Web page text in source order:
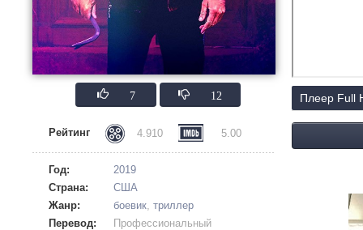
7 12
Рейтинг 4.910 5.00
Год:
2019
Страна:
США
Жанр:
боевик, триллер
Перевод:
Профессиональный
Плеер Full